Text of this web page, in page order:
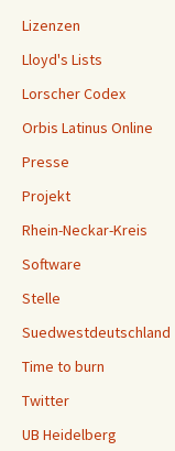
Lizenzen
Lloyd's Lists
Lorscher Codex
Orbis Latinus Online
Presse
Projekt
Rhein-Neckar-Kreis
Software
Stelle
Suedwestdeutschland
Time to burn
Twitter
UB Heidelberg